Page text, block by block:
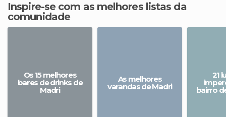
Inspire-se com as melhores listas da
comunidade
Os 15 melhores
bares de drinks de
Madri
As melhores
varandas de Madri
21
bairro